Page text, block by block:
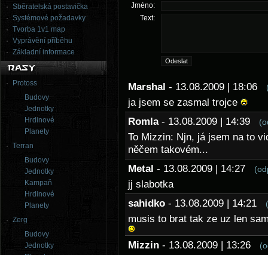
Sběratelská postavička
Systémové požadavky
Tvorba 1v1 map
Vyprávění příběhu
Základní informace
Protoss
Budovy
Jednotky
Hrdinové
Planety
Terran
Budovy
Jednotky
Kampaň
Hrdinové
Planety
Zerg
Budovy
Jednotky
Jméno:
Text:
Marshal - 13.08.2009 | 18:06
ja jsem se zasmal trojce
Romla - 13.08.2009 | 14:39
To Mizzin: Njn, já jsem na to
něčem takovém...
Metal - 13.08.2009 | 14:27
jj slabotka
sahidko - 13.08.2009 | 14:21
musis to brat tak ze uz len
Mizzin - 13.08.2009 | 13:26